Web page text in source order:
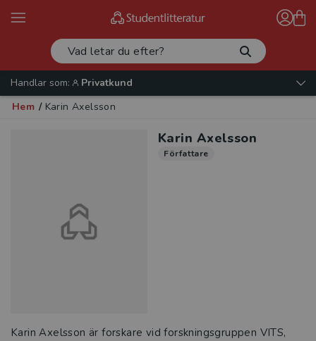
Handlar som:
Privatkund
Hem / Karin Axelsson
Karin Axelsson
Författare
Karin Axelsson är forskare vid forskningsgruppen VITS,